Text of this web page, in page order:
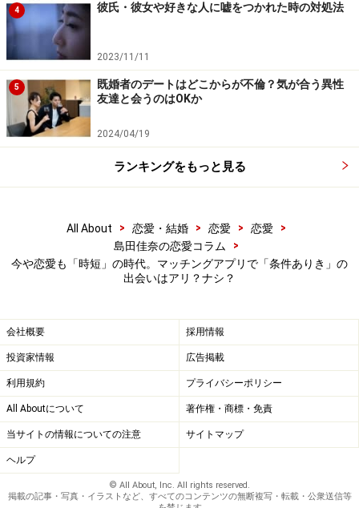
さらに数回のデートから交際へと進展し、3年後に入籍
しました。
マッチングアプリのように「条件ありき」の出会いは、
初対面から親しくなるまでのステップも短縮できます。
なにせあらかた相手のプロフィールを知っている（しか
も好みの条件がマッチングしている）わけですから、素
性を探るのも簡単です（笑）。
いも同じ。スタートラインである程度ふるいにかけられ
ているマッチングアプリは、現代の多忙な大人にとって
は効率的です。リアルの生活圏では知り合えない人とも
リアルな出会いの場合、先に恋愛感情が芽生えてしまう
せいか、接近してからの「こんな人だとは思わなかっ
た」に目をつぶってしまうことも少なくありません。
例えば、相手が既婚者なのに受け入れてしまう（＝不
倫）のも「好き」の罠。その点、マッチングアプリの出
会いならば冷静なうちにジャッジできるので、迂闊に相
4 彼氏・彼女や好きな人に嘘をつかれた時の対処法
2023/11/11
5
既婚者のデートはどこからが不倫？気が合う異性
友達と会うのはOKか
2024/04/19
ランキングをもっと見る
All About > 恋愛・結婚 > 恋愛 > 恋愛
>
島田佳奈の恋愛コラム
>
今や恋愛も「時短」の時代。マッチングアプリで「条件ありき」の
出会いはアリ？ナシ？
会社概要 採用情報
投資家情報 広告掲載
利用規約 プライバシーポリシー
All Aboutについて 著作権・商標・免責
当サイトの情報についての注意 サイトマップ
ヘルプ
© All About, Inc. All rights reserved.
掲載の記事・写真・イラストなど、すべてのコンテンツの無断複写・転載・公衆送信等